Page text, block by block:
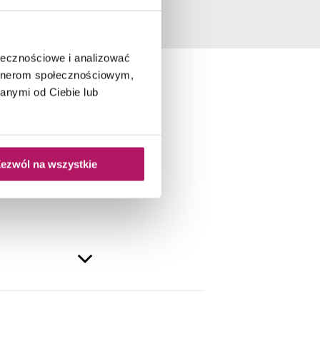
i analizować
społecznościowym,
od Ciebie lub
na wszystkie